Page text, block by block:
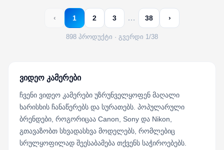
‹ 1 2 3 … 38 ›
898 პროდუქტი · გვერდი 1/38
ვიდეო კამერები
ჩვენი ვიდეო კამერები უზრუნველყოფენ მაღალი
ხარისხის ჩანაწერებს და სურათებს. პოპულარული
ბრენდები, როგორიცაა Canon, Sony და Nikon,
გთავაზობთ სხვადასხვა მოდელებს, რომლებიც
სრულყოფილად შეესაბამება თქვენს საჭიროებებს.